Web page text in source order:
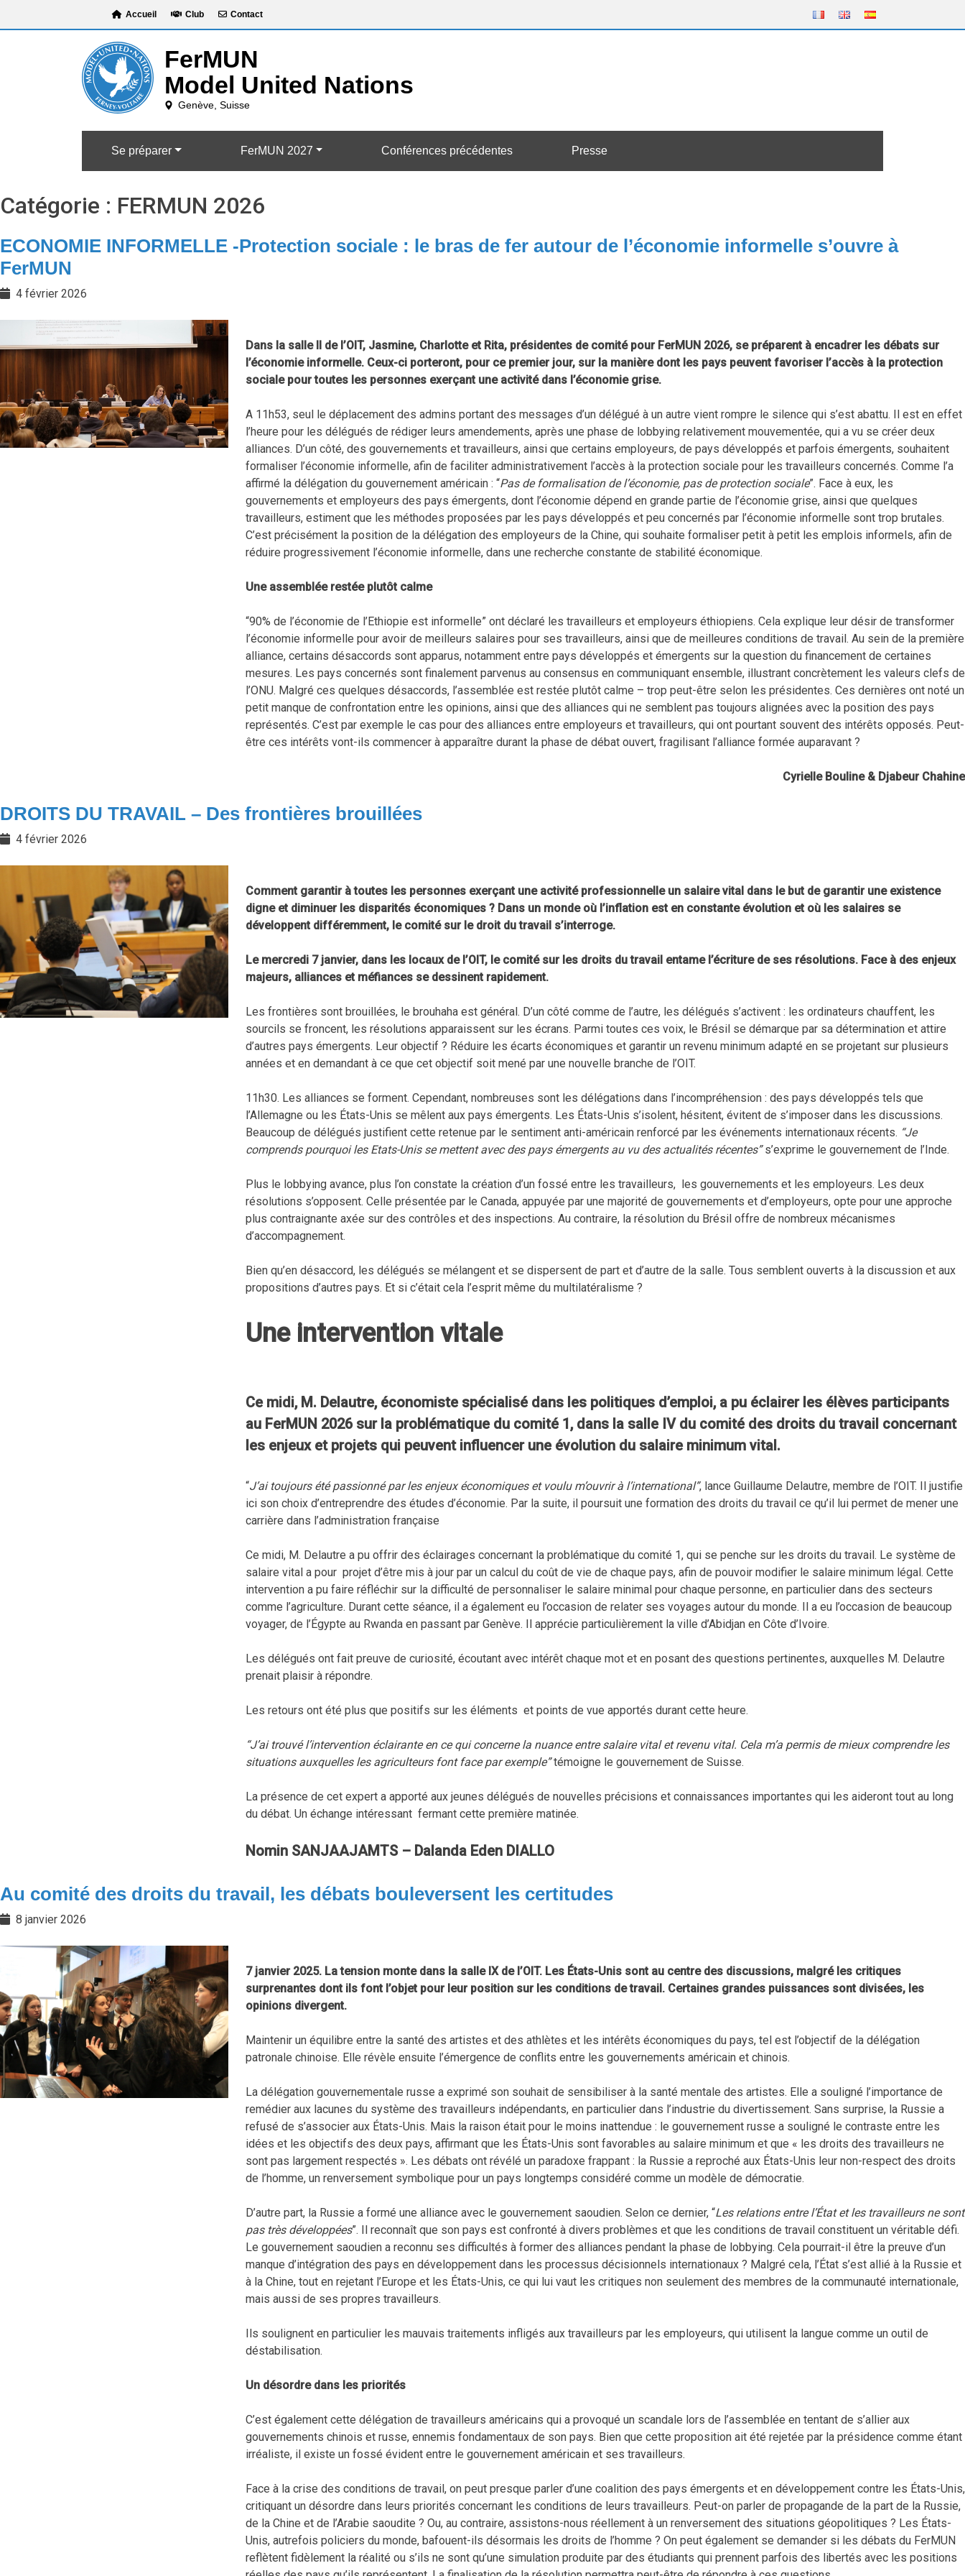
Accueil Club Contact
Se préparer FerMUN 2027 Conférences précédentes Presse
Catégorie : FERMUN 2026
ECONOMIE INFORMELLE -Protection sociale : le bras de fer autour de l’économie informelle s’ouvre à
FerMUN
4 février 2026
Dans la salle II de l’OIT, Jasmine, Charlotte et Rita, présidentes de comité pour FerMUN 2026, se préparent à encadrer les débats sur
l’économie informelle. Ceux-ci porteront, pour ce premier jour, sur la manière dont les pays peuvent favoriser l’accès à la protection
sociale pour toutes les personnes exerçant une activité dans l’économie grise.
A 11h53, seul le déplacement des admins portant des messages d’un délégué à un autre vient rompre le silence qui s’est abattu. Il est en effet
l’heure pour les délégués de rédiger leurs amendements, après une phase de lobbying relativement mouvementée, qui a vu se créer deux
alliances. D’un côté, des gouvernements et travailleurs, ainsi que certains employeurs, de pays développés et parfois émergents, souhaitent
formaliser l’économie informelle, afin de faciliter administrativement l’accès à la protection sociale pour les travailleurs concernés. Comme l’a
affirmé la délégation du gouvernement américain : “Pas de formalisation de l’économie, pas de protection sociale”. Face à eux, les
gouvernements et employeurs des pays émergents, dont l’économie dépend en grande partie de l’économie grise, ainsi que quelques
travailleurs, estiment que les méthodes proposées par les pays développés et peu concernés par l’économie informelle sont trop brutales.
C’est précisément la position de la délégation des employeurs de la Chine, qui souhaite formaliser petit à petit les emplois informels, afin de
réduire progressivement l’économie informelle, dans une recherche constante de stabilité économique.
Une assemblée restée plutôt calme
“90% de l’économie de l’Ethiopie est informelle” ont déclaré les travailleurs et employeurs éthiopiens. Cela explique leur désir de transformer
l’économie informelle pour avoir de meilleurs salaires pour ses travailleurs, ainsi que de meilleures conditions de travail. Au sein de la première
alliance, certains désaccords sont apparus, notamment entre pays développés et émergents sur la question du financement de certaines
mesures. Les pays concernés sont finalement parvenus au consensus en communiquant ensemble, illustrant concrètement les valeurs clefs de
l’ONU. Malgré ces quelques désaccords, l’assemblée est restée plutôt calme – trop peut-être selon les présidentes. Ces dernières ont noté un
petit manque de confrontation entre les opinions, ainsi que des alliances qui ne semblent pas toujours alignées avec la position des pays
représentés. C’est par exemple le cas pour des alliances entre employeurs et travailleurs, qui ont pourtant souvent des intérêts opposés. Peut-
être ces intérêts vont-ils commencer à apparaître durant la phase de débat ouvert, fragilisant l’alliance formée auparavant ?
Cyrielle Bouline & Djabeur Chahine
DROITS DU TRAVAIL – Des frontières brouillées
4 février 2026
Comment garantir à toutes les personnes exerçant une activité professionnelle un salaire vital dans le but de garantir une existence
digne et diminuer les disparités économiques ? Dans un monde où l’inflation est en constante évolution et où les salaires se
développent différemment, le comité sur le droit du travail s’interroge.
Le mercredi 7 janvier, dans les locaux de l’OIT, le comité sur les droits du travail entame l’écriture de ses résolutions. Face à des enjeux
majeurs, alliances et méfiances se dessinent rapidement.
Les frontières sont brouillées, le brouhaha est général. D’un côté comme de l’autre, les délégués s’activent : les ordinateurs chauffent, les
sourcils se froncent, les résolutions apparaissent sur les écrans. Parmi toutes ces voix, le Brésil se démarque par sa détermination et attire
d’autres pays émergents. Leur objectif ? Réduire les écarts économiques et garantir un revenu minimum adapté en se projetant sur plusieurs
années et en demandant à ce que cet objectif soit mené par une nouvelle branche de l’OIT.
11h30. Les alliances se forment. Cependant, nombreuses sont les délégations dans l’incompréhension : des pays développés tels que
l’Allemagne ou les États-Unis se mêlent aux pays émergents. Les États-Unis s’isolent, hésitent, évitent de s’imposer dans les discussions.
Beaucoup de délégués justifient cette retenue par le sentiment anti-américain renforcé par les événements internationaux récents. “Je
comprends pourquoi les Etats-Unis se mettent avec des pays émergents au vu des actualités récentes”s’exprime le gouvernement de l’Inde.
Plus le lobbying avance, plus l’on constate la création d’un fossé entre les travailleurs, les gouvernements et les employeurs. Les deux
résolutions s’opposent. Celle présentée par le Canada, appuyée par une majorité de gouvernements et d’employeurs, opte pour une approche
plus contraignante axée sur des contrôles et des inspections. Au contraire, la résolution du Brésil offre de nombreux mécanismes
d’accompagnement.
Bien qu’en désaccord, les délégués se mélangent et se dispersent de part et d’autre de la salle. Tous semblent ouverts à la discussion et aux
propositions d’autres pays. Et si c’était cela l’esprit même du multilatéralisme ?
Une intervention vitale
Ce midi, M. Delautre, économiste spécialisé dans les politiques d’emploi, a pu éclairer les élèves participants
au FerMUN 2026 sur la problématique du comité 1, dans la salle IV du comité des droits du travail concernant
les enjeux et projets qui peuvent influencer une évolution du salaire minimum vital.
“J’ai toujours été passionné par les enjeux économiques et voulu m’ouvrir à l’international”, lance Guillaume Delautre, membre de l’OIT. Il justifie
ici son choix d’entreprendre des études d’économie. Par la suite, il poursuit une formation des droits du travail ce qu’il lui permet de mener une
carrière dans l’administration française
Ce midi, M. Delautre a pu offrir des éclairages concernant la problématique du comité 1, qui se penche sur les droits du travail. Le système de
salaire vital a pour projet d’être mis à jour par un calcul du coût de vie de chaque pays, afin de pouvoir modifier le salaire minimum légal. Cette
intervention a pu faire réfléchir sur la difficulté de personnaliser le salaire minimal pour chaque personne, en particulier dans des secteurs
comme l’agriculture. Durant cette séance, il a également eu l’occasion de relater ses voyages autour du monde. Il a eu l’occasion de beaucoup
voyager, de l’Égypte au Rwanda en passant par Genève. Il apprécie particulièrement la ville d’Abidjan en Côte d’Ivoire.
Les délégués ont fait preuve de curiosité, écoutant avec intérêt chaque mot et en posant des questions pertinentes, auxquelles M. Delautre
prenait plaisir à répondre.
Les retours ont été plus que positifs sur les éléments et points de vue apportés durant cette heure.
“J’ai trouvé l’intervention éclairante en ce qui concerne la nuance entre salaire vital et revenu vital. Cela m’a permis de mieux comprendre les
situations auxquelles les agriculteurs font face par exemple”témoigne le gouvernement de Suisse.
La présence de cet expert a apporté aux jeunes délégués de nouvelles précisions et connaissances importantes qui les aideront tout au long
du débat. Un échange intéressant fermant cette première matinée.
Nomin SANJAAJAMTS – Dalanda Eden DIALLO
Au comité des droits du travail, les débats bouleversent les certitudes
8 janvier 2026
7 janvier 2025. La tension monte dans la salle IX de l’OIT. Les États-Unis sont au centre des discussions, malgré les critiques
surprenantes dont ils font l’objet pour leur position sur les conditions de travail. Certaines grandes puissances sont divisées, les
opinions divergent.
Maintenir un équilibre entre la santé des artistes et des athlètes et les intérêts économiques du pays, tel est l’objectif de la délégation
patronale chinoise. Elle révèle ensuite l’émergence de conflits entre les gouvernements américain et chinois.
La délégation gouvernementale russe a exprimé son souhait de sensibiliser à la santé mentale des artistes. Elle a souligné l’importance de
remédier aux lacunes du système des travailleurs indépendants, en particulier dans l’industrie du divertissement. Sans surprise, la Russie a
refusé de s’associer aux États-Unis. Mais la raison était pour le moins inattendue : le gouvernement russe a souligné le contraste entre les
idées et les objectifs des deux pays, affirmant que les États-Unis sont favorables au salaire minimum et que « les droits des travailleurs ne
sont pas largement respectés ». Les débats ont révélé un paradoxe frappant : la Russie a reproché aux États-Unis leur non-respect des droits
de l’homme, un renversement symbolique pour un pays longtemps considéré comme un modèle de démocratie.
D’autre part, la Russie a formé une alliance avec le gouvernement saoudien. Selon ce dernier, “Les relations entre l’État et les travailleurs ne sont
pas très développées”. Il reconnaît que son pays est confronté à divers problèmes et que les conditions de travail constituent un véritable défi.
Le gouvernement saoudien a reconnu ses difficultés à former des alliances pendant la phase de lobbying. Cela pourrait-il être la preuve d’un
manque d’intégration des pays en développement dans les processus décisionnels internationaux ? Malgré cela, l’État s’est allié à la Russie et
à la Chine, tout en rejetant l’Europe et les États-Unis, ce qui lui vaut les critiques non seulement des membres de la communauté internationale,
mais aussi de ses propres travailleurs.
Ils soulignent en particulier les mauvais traitements infligés aux travailleurs par les employeurs, qui utilisent la langue comme un outil de
déstabilisation.
Un désordre dans les priorités
C’est également cette délégation de travailleurs américains qui a provoqué un scandale lors de l’assemblée en tentant de s’allier aux
gouvernements chinois et russe, ennemis fondamentaux de son pays. Bien que cette proposition ait été rejetée par la présidence comme étant
irréaliste, il existe un fossé évident entre le gouvernement américain et ses travailleurs.
Face à la crise des conditions de travail, on peut presque parler d’une coalition des pays émergents et en développement contre les États-Unis,
critiquant un désordre dans leurs priorités concernant les conditions de leurs travailleurs. Peut-on parler de propagande de la part de la Russie,
de la Chine et de l’Arabie saoudite ? Ou, au contraire, assistons-nous réellement à un renversement des situations géopolitiques ? Les États-
Unis, autrefois policiers du monde, bafouent-ils désormais les droits de l’homme ? On peut également se demander si les débats du FerMUN
reflètent fidèlement la réalité ou s’ils ne sont qu’une simulation produite par des étudiants qui prennent parfois des libertés avec les positions